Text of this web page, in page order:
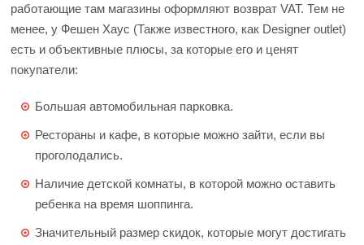
работающие там магазины оформляют возврат VAT. Тем не
менее, у Фешен Хаус (Также известного, как Designer outlet)
есть и объективные плюсы, за которые его и ценят
покупатели:
Большая автомобильная парковка.
Рестораны и кафе, в которые можно зайти, если вы
проголодались.
Наличие детской комнаты, в которой можно оставить
ребенка на время шоппинга.
Значительный размер скидок, которые могут достигать